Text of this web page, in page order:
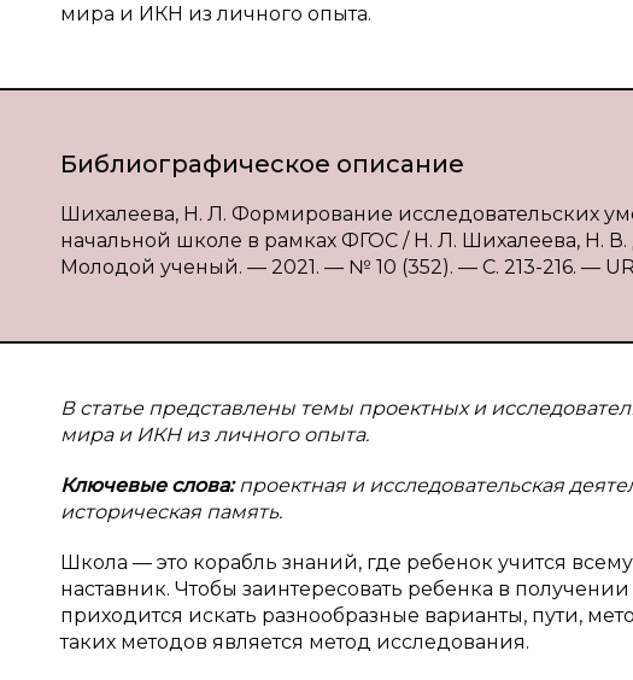
мира и ИКН из личного опыта.
Библиографическое описание
Шихалеева, Н. Л. Формирование исследовательских
начальной школе в рамках ФГОС / Н. Л. Шихалеева, Н.
Молодой ученый. — 2021. — № 10 (352). — С. 213-216. —
В статье представлены темы проектных и
мира и ИКН из личного опыта.
Ключевые слова:проектная и исследовательская
историческая память.
Школа — это корабль знаний, где ребенок учится
наставник. Чтобы заинтересовать ребенка в
приходится искать разнообразные варианты, пути,
таких методов является метод исследования.